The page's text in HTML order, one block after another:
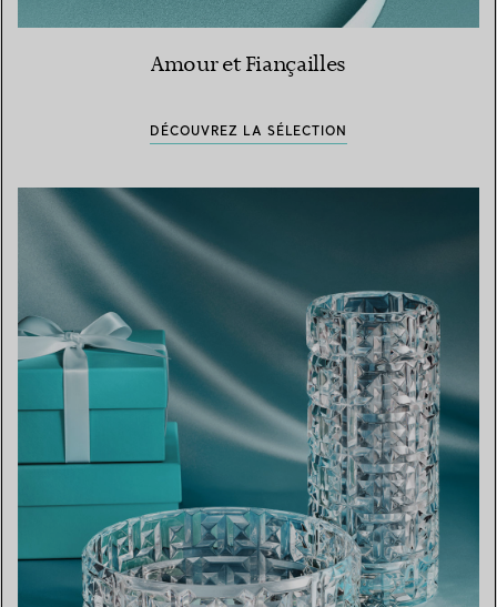
Amour et Fiançailles
DÉCOUVREZ LA SÉLECTION